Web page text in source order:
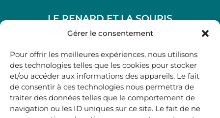
Gérer le consentement
Pour offrir les meilleures expériences, nous utilisons
des technologies telles que les cookies pour stocker
et/ou accéder aux informations des appareils. Le fait
de consentir à ces technologies nous permettra de
traiter des données telles que le comportement de
navigation ou les ID uniques sur ce site. Le fait de ne
LE RENARD ET LA SOURIS
48, rue Maubec 33210 LANGON
05 40 41 37 18
.
MARDI AU SAMEDI
10H00-12H45 | 14H00 -19H00